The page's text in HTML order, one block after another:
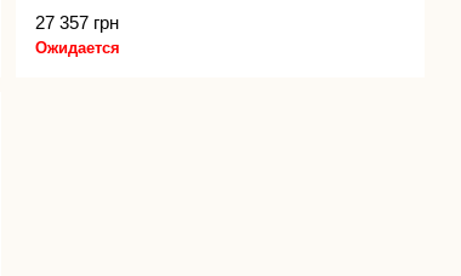
27 357 грн
Ожидается